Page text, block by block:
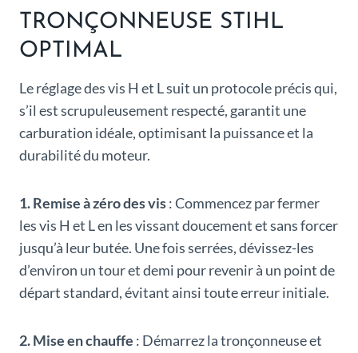
TRONÇONNEUSE STIHL
OPTIMAL
Le réglage des vis H et L suit un protocole précis qui,
s’il est scrupuleusement respecté, garantit une
carburation idéale, optimisant la puissance et la
durabilité du moteur.
1. Remise à zéro des vis: Commencez par fermer
les vis H et L en les vissant doucement et sans forcer
jusqu’à leur butée. Une fois serrées, dévissez-les
d’environ un tour et demi pour revenir à un point de
départ standard, évitant ainsi toute erreur initiale.
2. Mise en chauffe : Démarrez la tronçonneuse et